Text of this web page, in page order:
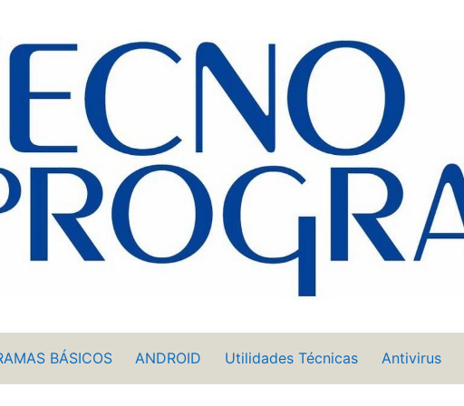
BÁSICOS ANDROID Utilidades Técnicas Antivirus